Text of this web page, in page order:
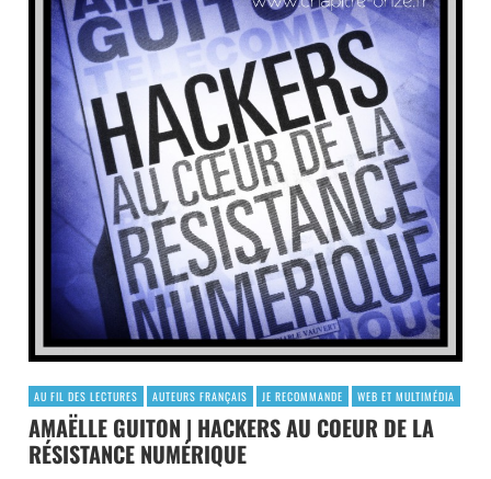
AU FIL DES LECTURES AUTEURS FRANÇAIS JE RECOMMANDE WEB ET MULTIMÉDIA
AMAËLLE GUITON | HACKERS AU COEUR DE LA
RÉSISTANCE NUMÉRIQUE